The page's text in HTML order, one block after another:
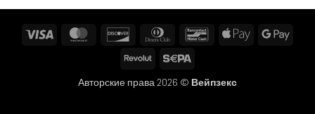
MasterCard Discover
Dinners
BancontactApple
Revolut
Авторские права 2026 © Вейпзекс